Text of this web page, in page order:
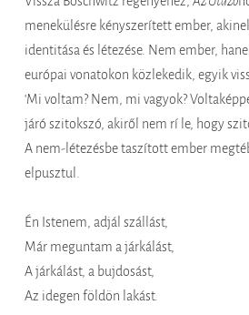
menekülésre kényszerített ember,
identitása és létezése. Nem ember,
európai vonatokon közlekedik, egyik
‘Mi voltam? Nem, mi vagyok?
járó szitokszó, akiről nem rí le, hogy
A nem-létezésbe taszított ember
elpusztul.
Én Istenem, adjál szállást,
Már meguntam a járkálást,
A járkálást, a bujdosást,
Az idegen földön lakást.